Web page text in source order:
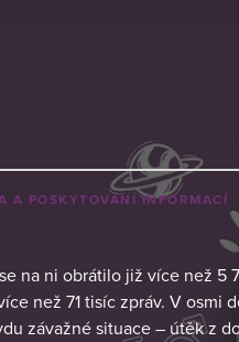
A POSKYTOVÁNÍ INFORMACÍ
na ni obrátilo již více než 5
než 71 tisíc zpráv. V osmi
závažné situace – útěk z